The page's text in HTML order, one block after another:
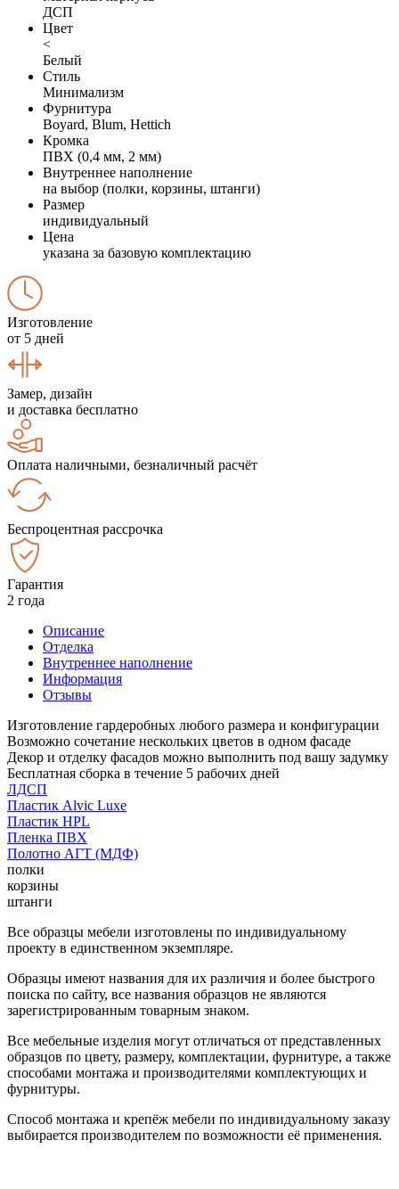
ДСП
Цвет
<
Белый
Стиль
Минимализм
Фурнитура
Boyard, Blum, Hettich
Кромка
ПВХ (0,4 мм, 2 мм)
Внутреннее наполнение
на выбор (полки, корзины, штанги)
Размер
индивидуальный
Цена
указана за базовую комплектацию
Изготовление
от 5 дней
Замер, дизайн
и доставка бесплатно
Оплата наличными, безналичный расчёт
Беспроцентная рассрочка
Гарантия
2 года
Описание
Отделка
Внутреннее наполнение
Информация
Отзывы
Изготовление гардеробных любого размера и конфигурации
Возможно сочетание нескольких цветов в одном фасаде
Декор и отделку фасадов можно выполнить под вашу задумку
Бесплатная сборка в течение 5 рабочих дней
ЛДСП
Пластик Alvic Luxe
Пластик HPL
Пленка ПВХ
Полотно АГТ (МДФ)
полки
корзины
штанги
Все образцы мебели изготовлены по индивидуальному
проекту в единственном экземпляре.
Образцы имеют названия для их различия и более быстрого
поиска по сайту, все названия образцов не являются
зарегистрированным товарным знаком.
Все мебельные изделия могут отличаться от представленных
образцов по цвету, размеру, комплектации, фурнитуре, а также
способами монтажа и производителями комплектующих и
фурнитуры.
Способ монтажа и крепёж мебели по индивидуальному заказу
выбирается производителем по возможности её применения.